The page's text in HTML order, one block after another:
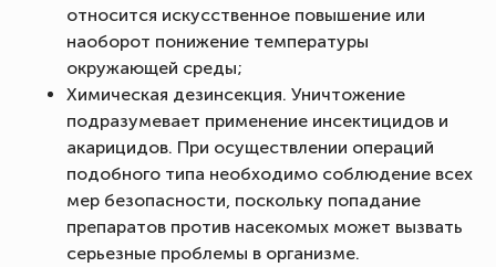
относится искусственное повышение или
наоборот понижение температуры
окружающей среды;
Химическая дезинсекция. Уничтожение
подразумевает применение инсектицидов и
акарицидов. При осуществлении операций
подобного типа необходимо соблюдение всех
мер безопасности, поскольку попадание
препаратов против насекомых может вызвать
серьезные проблемы в организме.